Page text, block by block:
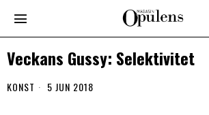
Veckans Gussy: Selektivitet
KONST 5 JUN 2018